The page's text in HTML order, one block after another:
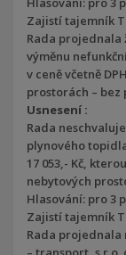
Zajistí tajemník
Rada projednala
výměnu
v ceně včetně
prostorách –
Usnesení :
Rada
plynového
17 053,- Kč,
nebytových
Hlasování: pro 3
Zajistí tajemník
Rada projednala